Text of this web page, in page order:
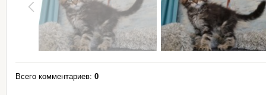
Всего комментариев: 0